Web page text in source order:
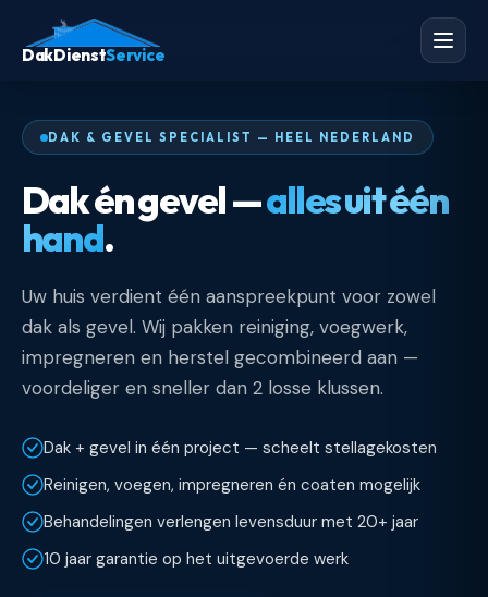
DakDienstService
DAK & GEVEL SPECIALIST — HEEL NEDERLAND
Dak én gevel —alles uit één
hand.
Uw huis verdient één aanspreekpunt voor zowel
dak als gevel. Wij pakken reiniging, voegwerk,
impregneren en herstel gecombineerd aan —
voordeliger en sneller dan 2 losse klussen.
Dak + gevel in één project — scheelt stellagekosten
Reinigen, voegen, impregneren én coaten mogelijk
Behandelingen verlengen levensduur met 20+ jaar
10 jaar garantie op het uitgevoerde werk